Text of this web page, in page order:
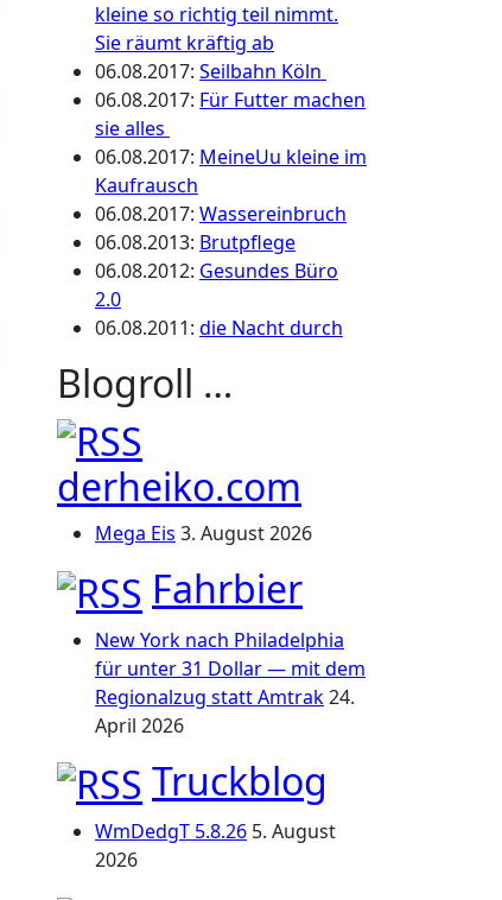
kleine so richtig teil nimmt.
Sie räumt kräftig ab
06.08.2017: Seilbahn Köln
06.08.2017: Für Futter machen
sie alles
06.08.2017: MeineUu kleine im
Kaufrausch
06.08.2017: Wassereinbruch
06.08.2013: Brutpflege
06.08.2012: Gesundes Büro
2.0
06.08.2011: die Nacht durch
Blogroll …
derheiko.com
Mega Eis 3. August 2026
Fahrbier
New York nach Philadelphia
für unter 31 Dollar — mit dem
Regionalzug statt Amtrak24.
April 2026
Truckblog
WmDedgT 5.8.26 5. August
2026